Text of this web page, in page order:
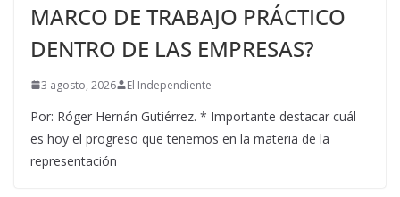
MARCO DE TRABAJO PRÁCTICO
DENTRO DE LAS EMPRESAS?
3 agosto, 2026 El Independiente
Por: Róger Hernán Gutiérrez. * Importante destacar cuál
es hoy el progreso que tenemos en la materia de la
representación